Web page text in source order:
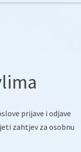
prijave i odjave
zahtjev za osobnu